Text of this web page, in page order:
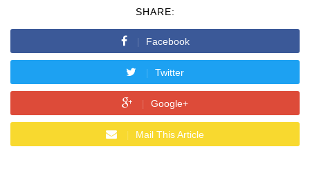
SHARE:
Facebook
Twitter
Google+
Mail This Article